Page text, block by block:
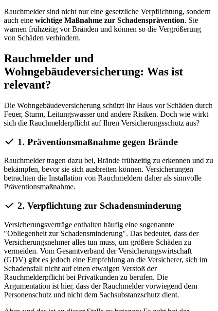
Rauchmelder sind nicht nur eine gesetzliche Verpflichtung, sondern
auch eine wichtige Maßnahme zur Schadensprävention. Sie
warnen frühzeitig vor Bränden und können so die Vergrößerung
von Schäden verhindern.
Rauchmelder und
Wohngebäudeversicherung: Was ist
relevant?
Die Wohngebäudeversicherung schützt Ihr Haus vor Schäden durch
Feuer, Sturm, Leitungswasser und andere Risiken. Doch wie wirkt
sich die Rauchmelderpflicht auf Ihren Versicherungsschutz aus?
1. Präventionsmaßnahme gegen Brände
Rauchmelder tragen dazu bei, Brände frühzeitig zu erkennen und zu
bekämpfen, bevor sie sich ausbreiten können. Versicherungen
betrachten die Installation von Rauchmeldern daher als sinnvolle
Präventionsmaßnahme.
2. Verpflichtung zur Schadensminderung
Versicherungsverträge enthalten häufig eine sogenannte
"Obliegenheit zur Schadensminderung". Das bedeutet, dass der
Versicherungsnehmer alles tun muss, um größere Schäden zu
vermeiden. Vom Gesamtverband der Versicherungswirtschaft
(GDV) gibt es jedoch eine Empfehlung an die Versicherer, sich im
Schadensfall nicht auf einen etwaigen Verstoß der
Rauchmelderpflicht bei Privatkunden zu berufen. Die
Argumentation ist hier, dass der Rauchmelder vorwiegend dem
Personenschutz und nicht dem Sachsubstanzschutz dient.